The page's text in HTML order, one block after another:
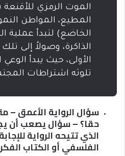
الموت الرمزي
المطيع، المواطن
الخاضع) لتبدأ عملية
الذاكرة، وصولاً إلى
الأولى، حيث يبدأ
تلوثه اشتراطات
سؤال الرواية الأعمق –
حقا؟ – سؤال يصعب أن
الذي تتيحه الرواية
الفلسفي أو الكتاب